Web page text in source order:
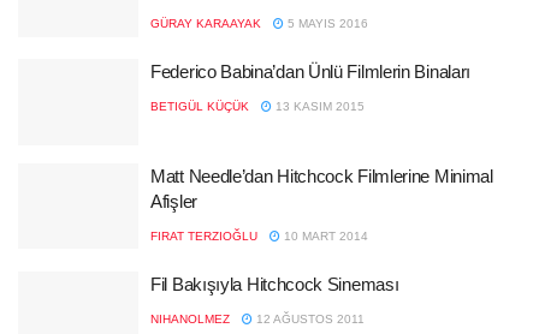
GÜRAY KARAAYAK 5 MAYIS 2016
Federico Babina’dan Ünlü Filmlerin Binaları
BETIGÜL KÜÇÜK 13 KASIM 2015
Matt Needle’dan Hitchcock Filmlerine Minimal
Afişler
FIRAT TERZIOĞLU 10 MART 2014
Fil Bakışıyla Hitchcock Sineması
NIHANOLMEZ 12 AĞUSTOS 2011